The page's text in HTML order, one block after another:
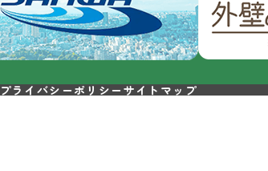
プライバシーポリシー サイトマップ